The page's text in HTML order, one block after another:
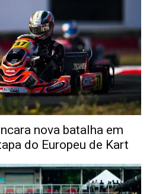
nova batalha em
do Europeu de Kart